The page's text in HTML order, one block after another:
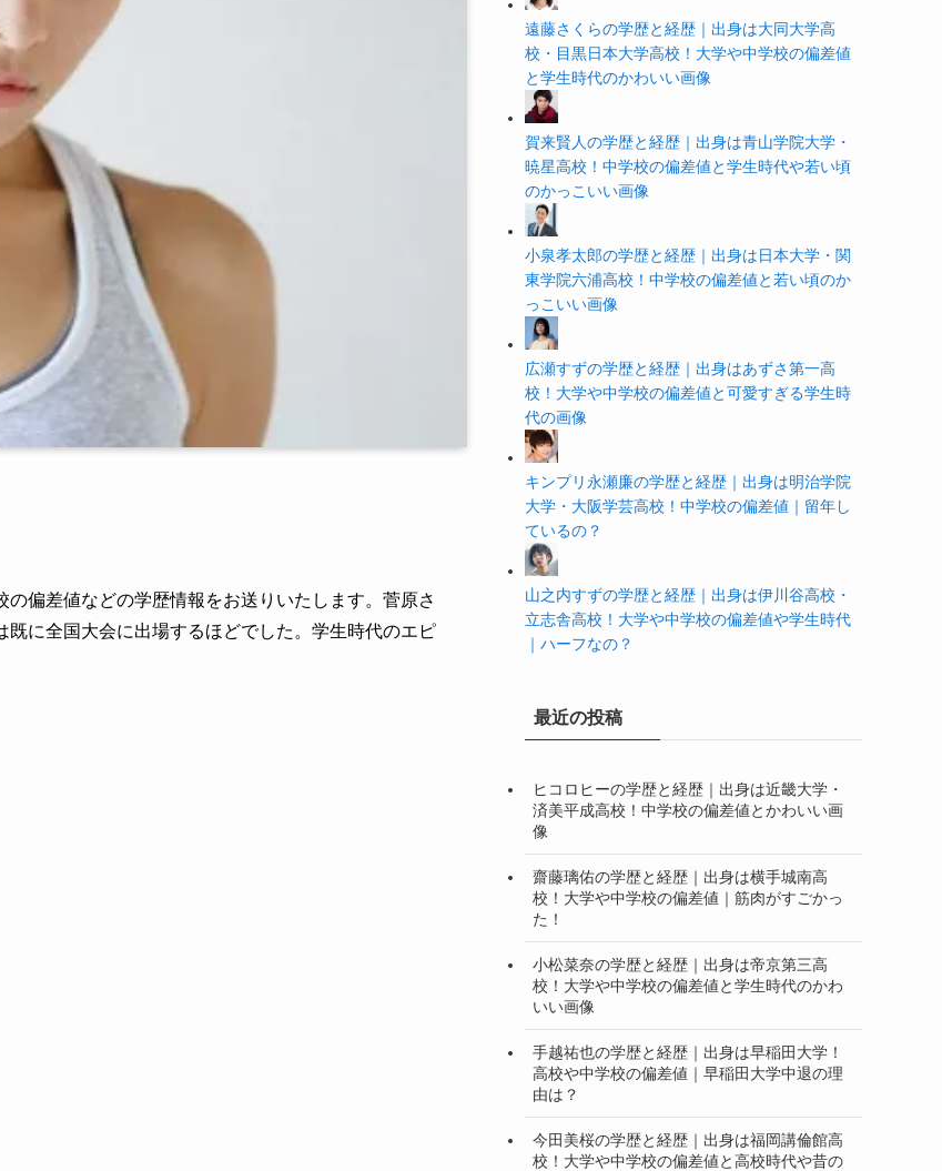
偏差値などの学歴情報をお送りいたします。菅原さ
に全国大会に出場するほどでした。学生時代のエピ
遠藤さくらの学歴と経歴｜出身は大同大学高
校・目黒日本大学高校！大学や中学校の偏差値
と学生時代のかわいい画像
賀来賢人の学歴と経歴｜出身は青山学院大学・
暁星高校！中学校の偏差値と学生時代や若い頃
のかっこいい画像
小泉孝太郎の学歴と経歴｜出身は日本大学・関
東学院六浦高校！中学校の偏差値と若い頃のか
っこいい画像
広瀬すずの学歴と経歴｜出身はあずさ第一高
校！大学や中学校の偏差値と可愛すぎる学生時
代の画像
キンプリ永瀬廉の学歴と経歴｜出身は明治学院
大学・大阪学芸高校！中学校の偏差値｜留年し
ているの？
山之内すずの学歴と経歴｜出身は伊川谷高校・
立志舎高校！大学や中学校の偏差値や学生時代
｜ハーフなの？
最近の投稿
ヒコロヒーの学歴と経歴｜出身は近畿大学・
済美平成高校！中学校の偏差値とかわいい画
像
齋藤璃佑の学歴と経歴｜出身は横手城南高
校！大学や中学校の偏差値｜筋肉がすごかっ
た！
小松菜奈の学歴と経歴｜出身は帝京第三高
校！大学や中学校の偏差値と学生時代のかわ
いい画像
手越祐也の学歴と経歴｜出身は早稲田大学！
高校や中学校の偏差値｜早稲田大学中退の理
由は？
今田美桜の学歴と経歴｜出身は福岡講倫館高
校！大学や中学校の偏差値と高校時代や昔の